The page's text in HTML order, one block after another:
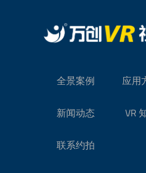
全景案例 应用
新闻动态 VR
联系约拍